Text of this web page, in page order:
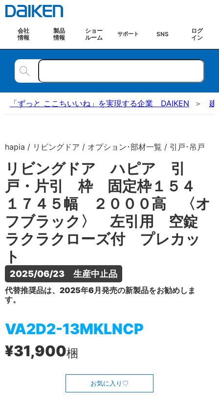
会社
情報
製品
情報
ショー
ルーム
サポート SNS
ログ
イン
「ずっと ここちいいね」を実現する企業 DAIKEN 建
hapia / リビングドア / オプション･部材一覧 / 引戸･吊戸
リビングドア ハピア 引
戸・片引 枠 固定枠１５４
１７４５幅 ２０００高 〈オ
フブラック〉 左引用 空錠
ラクラクローズ付 プレカッ
ト
2025/06/23　生産中止品
代替推奨品は、2025年6月発売の新製品をお勧めしま
す。
VA2D2-13MKLNCP
¥31,900梱
お気に入り